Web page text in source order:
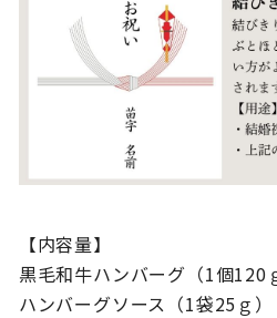
【内容量】
黒毛和牛ハンバーグ（1個
ハンバーグソース（1袋25ｇ